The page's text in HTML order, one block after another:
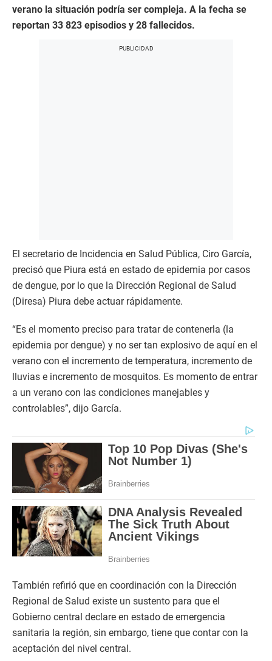
verano la situación podría ser compleja. A la fecha se
reportan 33 823 episodios y 28 fallecidos.
El secretario de Incidencia en Salud Pública, Ciro García,
precisó que Piura está en estado de epidemia por casos
de dengue, por lo que la Dirección Regional de Salud
(Diresa) Piura debe actuar rápidamente.
“Es el momento preciso para tratar de contenerla (la
epidemia por dengue) y no ser tan explosivo de aquí en el
verano con el incremento de temperatura, incremento de
lluvias e incremento de mosquitos. Es momento de entrar
a un verano con las condiciones manejables y
controlables”, dijo García.
También refirió que en coordinación con la Dirección
Regional de Salud existe un sustento para que el
Gobierno central declare en estado de emergencia
sanitaria la región, sin embargo, tiene que contar con la
aceptación del nivel central.